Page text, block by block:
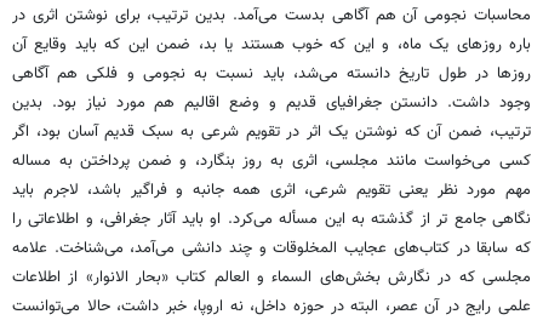
محاسبات نجومی آن هم آگاهی بدست می‌آمد. بدین ترتیب، برای نوشتن اثری در
باره روزهای یک ماه، و این که خوب هستند یا بد، ضمن این که باید وقایع آن
روزها در طول تاریخ دانسته می‌شد، باید نسبت به نجومی و فلکی هم آگاهی
وجود داشت. دانستن جغرافیای قدیم و وضع اقالیم هم مورد نیاز بود. بدین
ترتیب، ضمن آن که نوشتن یک اثر در تقویم شرعی به سبک قدیم آسان بود، اگر
کسی می‌خواست مانند مجلسی، اثری به روز بنگارد، و ضمن پرداختن به مساله
مهم مورد نظر یعنی تقویم شرعی، اثری همه جانبه و فراگیر باشد، لاجرم باید
نگاهی جامع تر از گذشته به این مسأله می‌کرد. او باید آثار جغرافی، و اطلاعاتی را
که سابقا در کتاب‌های عجایب المخلوقات و چند دانشی می‌آمد، می‌شناخت. علامه
مجلسی که در نگارش بخش‌های السماء و العالم کتاب «بحار الانوار» از اطلاعات
علمی رایج در آن عصر، البته در حوزه داخل، نه اروپا، خبر داشت، حالا می‌توانست